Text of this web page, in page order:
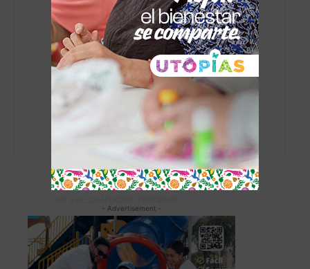
admin
https://www.elchapucero.com
- Advertisement -